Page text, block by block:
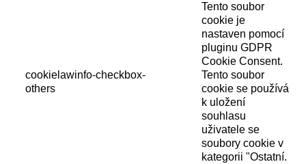
cookielawinfo-checkbox-
others
Tento soubor
cookie je
nastaven pomocí
pluginu GDPR
Cookie Consent.
Tento soubor
cookie se používá
k uložení
souhlasu
uživatele se
soubory cookie v
kategorii "Ostatní.